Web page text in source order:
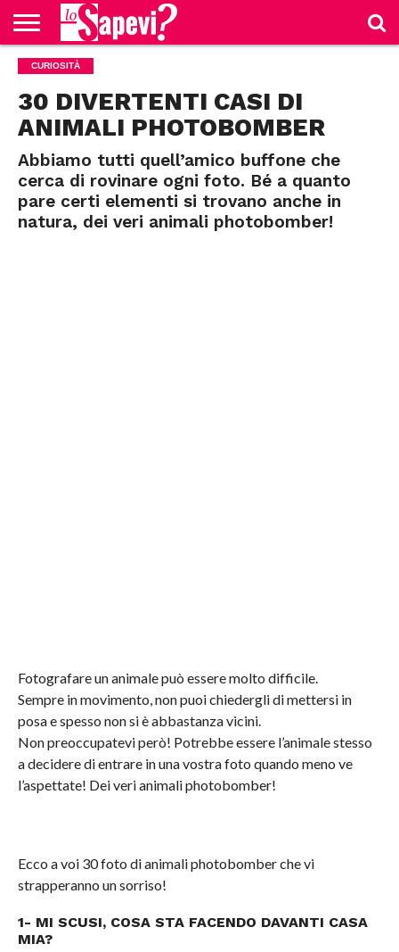
CURIOSITÀ
BENESSERE
GOSSIP
PRODOTTI
NEWS
CASA E
CURIOSITÀ
30 DIVERTENTI CASI DI
ANIMALI PHOTOBOMBER
Abbiamo tutti quell’amico buffone che
cerca di rovinare ogni foto. Bé a quanto
pare certi elementi si trovano anche in
natura, dei veri animali photobomber!
Fotografare un animale può essere molto difficile.
Sempre in movimento, non puoi chiedergli di mettersi in
posa e spesso non si è abbastanza vicini.
Non preoccupatevi però! Potrebbe essere l’animale stesso
a decidere di entrare in una vostra foto quando meno ve
l’aspettate! Dei veri animali photobomber!
Ecco a voi 30 foto di animali photobomber che vi
strapperanno un sorriso!
1- MI SCUSI, COSA STA FACENDO DAVANTI CASA
MIA?